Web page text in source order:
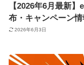
【2026年6月最新
布・キャンペーン
2026年6月3日